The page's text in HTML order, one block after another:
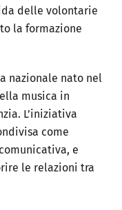
delle volontarie
la formazione
nazionale nato nel
musica in
L’iniziativa
come
e
le relazioni tra